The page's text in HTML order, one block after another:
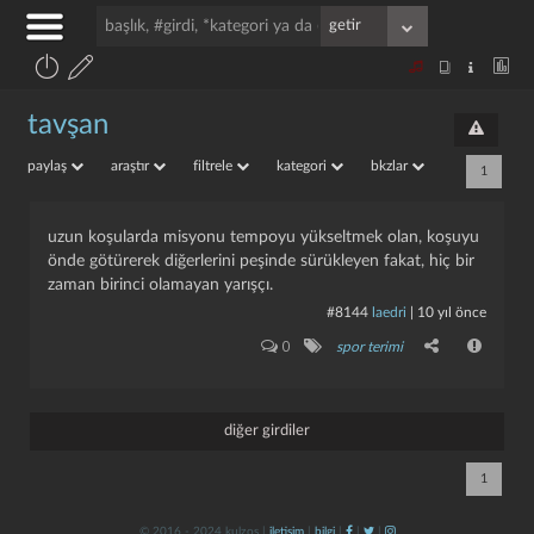
tavşan
paylaş araştır filtrele kategori bkzlar 1
uzun koşularda misyonu tempoyu yükseltmek olan, koşuyu
önde götürerek diğerlerini peşinde sürükleyen fakat, hiç bir
zaman birinci olamayan yarışçı.
#8144 laedri 10 yıl önce
0 spor terimi
diğer girdiler
1
© 2016 - 2024 kulzos | iletişim| bilgi| | |